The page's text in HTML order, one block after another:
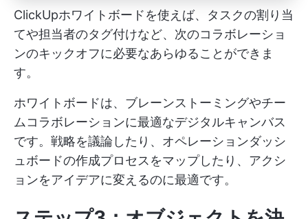
ClickUpホワイトボードを使えば、タスクの割り当
てや担当者のタグ付けなど、次のコラボレーショ
ンのキックオフに必要なあらゆることができま
す。
ホワイトボードは、ブレーンストーミングやチー
ムコラボレーションに最適なデジタルキャンバス
です。戦略を議論したり、オペレーションダッシ
ュボードの作成プロセスをマップしたり、アクシ
ョンをアイデアに変えるのに最適です。